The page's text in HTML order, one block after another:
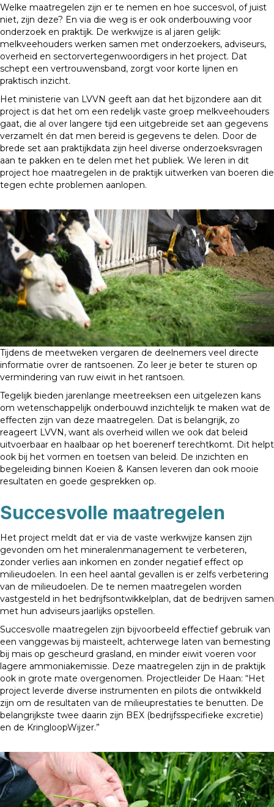
Welke maatregelen zijn er te nemen en hoe succesvol, of juist
niet, zijn deze? En via die weg is er ook onderbouwing voor
onderzoek en praktijk. De werkwijze is al jaren gelijk:
melkveehouders werken samen met onderzoekers, adviseurs,
overheid en sectorvertegenwoordigers in het project. Dat
schept een vertrouwensband, zorgt voor korte lijnen en
praktisch inzicht.
Het ministerie van LVVN geeft aan dat het bijzondere aan dit
project is dat het om een redelijk vaste groep melkveehouders
gaat, die al over langere tijd een uitgebreide set aan gegevens
verzamelt én dat men bereid is gegevens te delen. Door de
brede set aan praktijkdata zijn heel diverse onderzoeksvragen
aan te pakken en te delen met het publiek. We leren in dit
project hoe maatregelen in de praktijk uitwerken van boeren die
tegen echte problemen aanlopen.
Tijdens de meetweken vergaren de deelnemers veel directe
informatie ovrer de rantsoenen. Zo leer je beter te sturen op
vermindering van ruw eiwit in het rantsoen.
Tegelijk bieden jarenlange meetreeksen een uitgelezen kans
om wetenschappelijk onderbouwd inzichtelijk te maken wat de
effecten zijn van deze maatregelen. Dat is belangrijk, zo
reageert LVVN, want als overheid willen we ook dat beleid
uitvoerbaar en haalbaar op het boerenerf terechtkomt. Dit helpt
ook bij het vormen en toetsen van beleid. De inzichten en
begeleiding binnen Koeien & Kansen leveren dan ook mooie
resultaten en goede gesprekken op.
Succesvolle maatregelen
Het project meldt dat er via de vaste werkwijze kansen zijn
gevonden om het mineralenmanagement te verbeteren,
zonder verlies aan inkomen en zonder negatief effect op
milieudoelen. In een heel aantal gevallen is er zelfs verbetering
van de milieudoelen. De te nemen maatregelen worden
vastgesteld in het bedrijfsontwikkelplan, dat de bedrijven samen
met hun adviseurs jaarlijks opstellen.
Succesvolle maatregelen zijn bijvoorbeeld effectief gebruik van
een vanggewas bij maisteelt, achterwege laten van bemesting
bij mais op gescheurd grasland, en minder eiwit voeren voor
lagere ammoniakemissie. Deze maatregelen zijn in de praktijk
ook in grote mate overgenomen. Projectleider De Haan: “Het
project leverde diverse instrumenten en pilots die ontwikkeld
zijn om de resultaten van de milieuprestaties te benutten. De
belangrijkste twee daarin zijn BEX (bedrijfsspecifieke excretie)
en de KringloopWijzer.”